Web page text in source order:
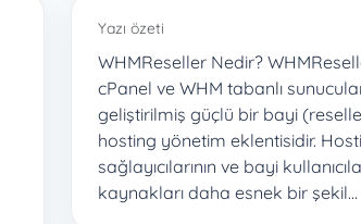
Yazı özeti
WHMReseller Nedir?
cPanel ve WHM tabanlı
geliştirilmiş güçlü bir bayi
hosting yönetim eklentisidir.
sağlayıcılarının ve bayi
kaynakları daha esnek bir şekil…